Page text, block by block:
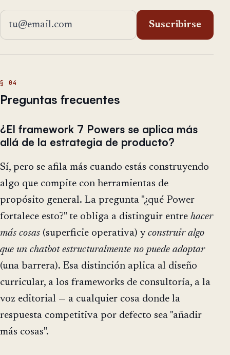
Dirección de email
Suscribirse
Preguntas frecuentes
¿El framework 7 Powers se aplica más
allá de la estrategia de producto?
Sí, pero se afila más cuando estás construyendo
algo que compite con herramientas de
propósito general. La pregunta "¿qué Power
fortalece esto?" te obliga a distinguir entre hacer
más cosas (superficie operativa) y construir algo
que un chatbot estructuralmente no puede adoptar
(una barrera). Esa distinción aplica al diseño
curricular, a los frameworks de consultoría, a la
voz editorial — a cualquier cosa donde la
respuesta competitiva por defecto sea "añadir
más cosas".